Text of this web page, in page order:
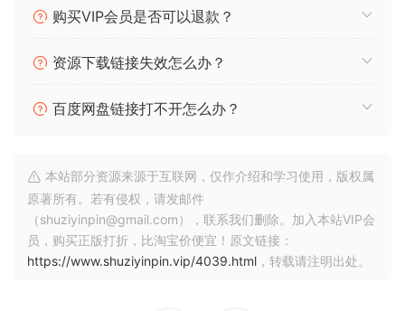
购买VIP会员是否可以退款？
资源下载链接失效怎么办？
百度网盘链接打不开怎么办？
本站部分资源来源于互联网，仅作介绍和学习使用，版权属
原著所有。若有侵权，请发邮件
（shuziyinpin@gmail.com），联系我们删除。加入本站VIP会
员，购买正版打折，比淘宝价便宜！原文链接：
https://www.shuziyinpin.vip/4039.html ，转载请注明出处。